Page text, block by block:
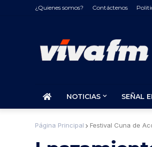
¿Quienes somos? Contáctenos
NOTICIAS SEÑAL
Página Principal Festival Cuna de